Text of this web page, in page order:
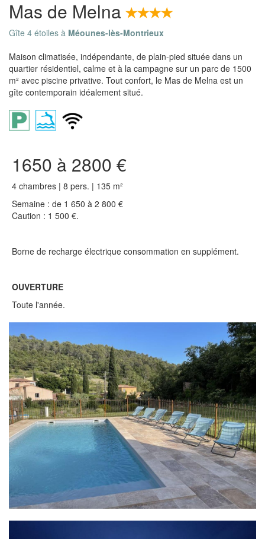
Mas de Melna
Gîte 4 étoiles à Méounes-lès-Montrieux
Maison climatisée, indépendante, de plain-pied située dans un
quartier résidentiel, calme et à la campagne sur un parc de 1500
m² avec piscine privative. Tout confort, le Mas de Melna est un
gîte contemporain idéalement situé.
1650 à 2800 €
4 chambres | 8 pers. | 135 m²
Semaine : de 1 650 à 2 800 €
Caution : 1 500 €.
Borne de recharge électrique consommation en supplément.
OUVERTURE
Toute l'année.